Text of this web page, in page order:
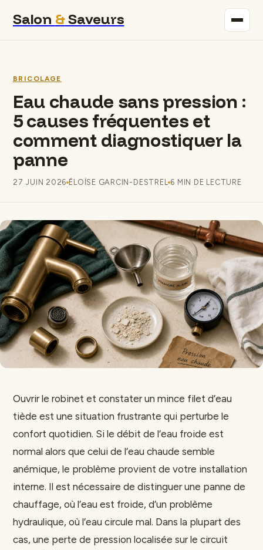
Salon &Saveurs
Gastronomie
Bricolage
Déco
BRICOLAGE
Eau chaude sans pression :
5 causes fréquentes et
comment diagnostiquer la
panne
27 JUIN 2026·ÉLOÏSE GARCIN-DESTREL·6 MIN DE LECTURE
Ouvrir le robinet et constater un mince filet d’eau
tiède est une situation frustrante qui perturbe le
confort quotidien. Si le débit de l’eau froide est
normal alors que celui de l’eau chaude semble
anémique, le problème provient de votre installation
interne. Il est nécessaire de distinguer une panne de
chauffage, où l’eau est froide, d’un problème
hydraulique, où l’eau circule mal. Dans la plupart des
cas, une perte de pression localisée sur le circuit